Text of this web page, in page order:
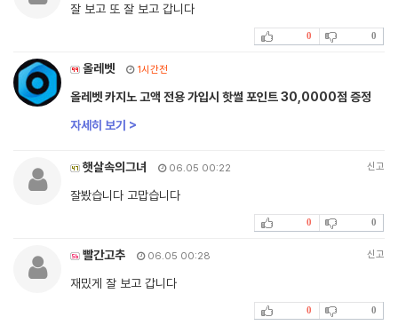
잘 보고 또 잘 보고 갑니다
0 0
올레벳 1시간전
올레벳 카지노 고액 전용 가입시 핫썰 포인트 30,0000점 증정
자세히 보기 >
햇살속의그녀 06.05 00:22 신고
잘봤습니다 고맙습니다
0 0
빨간고추 06.05 00:28 신고
재밌게 잘 보고 갑니다
0 0